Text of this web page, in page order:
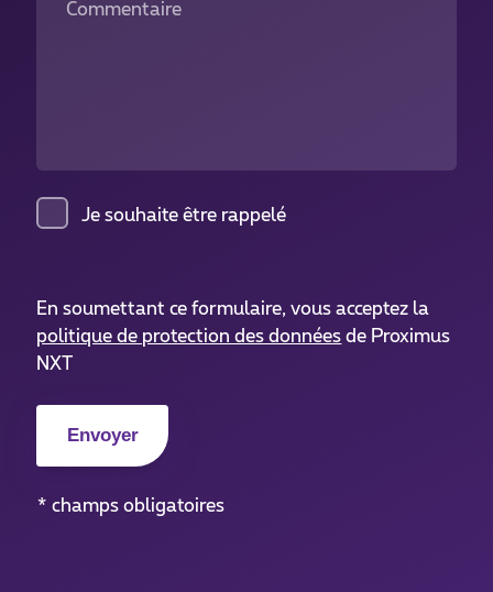
Commentaire
Je souhaite être rappelé
En soumettant ce formulaire, vous acceptez la
politique de protection des données de Proximus
NXT
* champs obligatoires